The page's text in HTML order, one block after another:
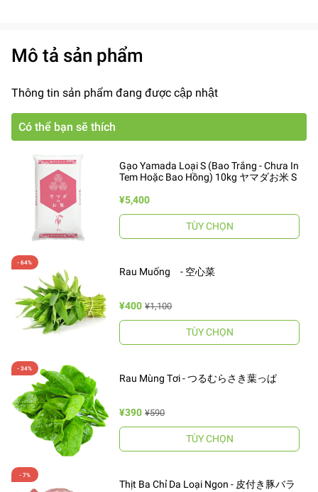
Mô tả sản phẩm
Thông tin sản phẩm đang được cập nhật
Có thể bạn sẽ thích
Gạo Yamada Loại S (Bao Trắng - Chưa In
Tem Hoặc Bao Hồng) 10kg ヤマダお米 S
¥5,400
TÙY CHỌN
Rau Muống - 空心菜
¥400 ¥1,100
TÙY CHỌN
Rau Mùng Tơi - つるむらさき葉っぱ
¥390 ¥590
TÙY CHỌN
Thịt Ba Chỉ Da Loại Ngon - 皮付き豚バラ